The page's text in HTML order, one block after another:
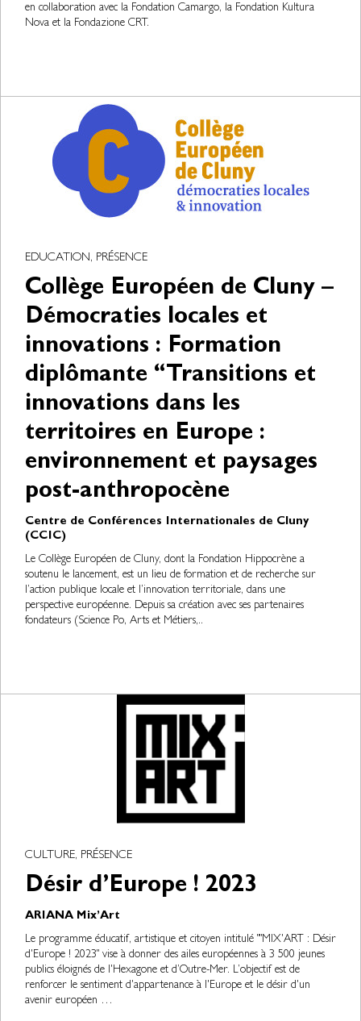
en collaboration avec la Fondation Camargo, la Fondation Kultura
Nova et la Fondazione CRT.
EDUCATION, PRÉSENCE
Collège Européen de Cluny –
Démocraties locales et
innovations : Formation
diplômante “Transitions et
innovations dans les
territoires en Europe :
environnement et paysages
post-anthropocène
Centre de Conférences Internationales de Cluny
(CCIC)
Le Collège Européen de Cluny, dont la Fondation Hippocrène a
soutenu le lancement, est un lieu de formation et de recherche sur
l’action publique locale et l’innovation territoriale, dans une
perspective européenne. Depuis sa création avec ses partenaires
fondateurs (Science Po, Arts et Métiers,..
CULTURE, PRÉSENCE
Désir d’Europe ! 2023
ARIANA Mix’Art
Le programme éducatif, artistique et citoyen intitulé ""MIX'ART : Désir
d'Europe ! 2023" vise à donner des ailes européennes à 3 500 jeunes
publics éloignés de l'Hexagone et d’Outre-Mer. L’objectif est de
renforcer le sentiment d'appartenance à l'Europe et le désir d'un
avenir européen …